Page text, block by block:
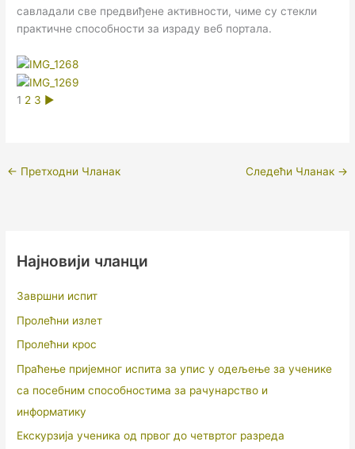
савладали све предвиђене активности, чиме су стекли
практичне способности за израду веб портала.
1 2 3 ►
← Претходни Чланак Следећи Чланак →
Најновији чланци
Завршни испит
Пролећни излет
Пролећни крос
Праћење пријемног испита за упис у одељење за ученике
са посебним способностима за рачунарство и
информатику
Екскурзија ученика од првог до четвртог разреда